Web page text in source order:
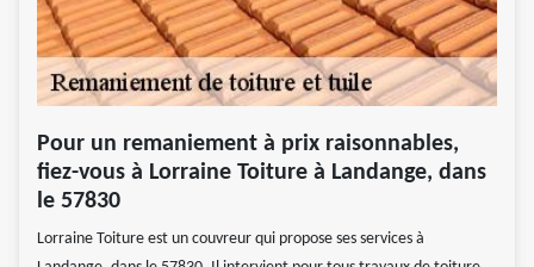
Pour un remaniement à prix raisonnables,
fiez-vous à Lorraine Toiture à Landange, dans
le 57830
Lorraine Toiture est un couvreur qui propose ses services à